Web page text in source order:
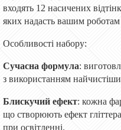
входять 12 насичених
яких надасть вашим
Особливості набору:
Сучасна формула:
з використанням
Блискучий ефект: кожна
що створюють ефект
при освітленні.